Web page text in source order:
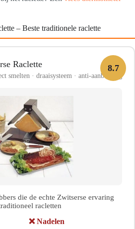
– Beste traditionele raclette
8.7
Raclette
smelten · draaisysteem · anti-aanbaklaag
die de echte Zwitserse ervaring
racletten
❌ Nadelen